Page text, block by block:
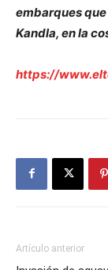
embarques
Kandla, en la
https://
Artículo anterior